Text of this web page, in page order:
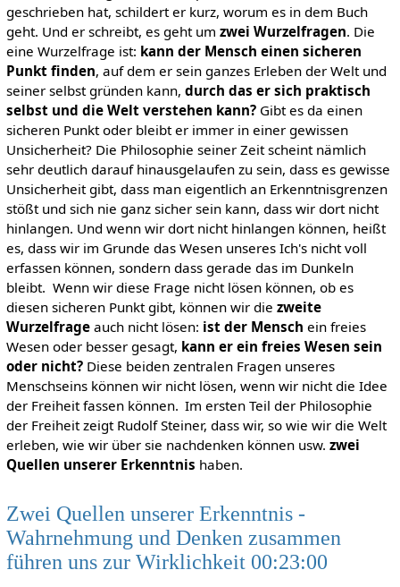
geschrieben hat, schildert er kurz, worum es in dem Buch
geht. Und er schreibt, es geht um zwei Wurzelfragen. Die
eine Wurzelfrage ist: kann der Mensch einen sicheren
Punkt finden, auf dem er sein ganzes Erleben der Welt und
seiner selbst gründen kann, durch das er sich praktisch
selbst und die Welt verstehen kann?Gibt es da einen
sicheren Punkt oder bleibt er immer in einer gewissen
Unsicherheit? Die Philosophie seiner Zeit scheint nämlich
sehr deutlich darauf hinausgelaufen zu sein, dass es gewisse
Unsicherheit gibt, dass man eigentlich an Erkenntnisgrenzen
stößt und sich nie ganz sicher sein kann, dass wir dort nicht
hinlangen. Und wenn wir dort nicht hinlangen können, heißt
es, dass wir im Grunde das Wesen unseres Ich's nicht voll
erfassen können, sondern dass gerade das im Dunkeln
bleibt. Wenn wir diese Frage nicht lösen können, ob es
diesen sicheren Punkt gibt, können wir die zweite
Wurzelfrageauch nicht lösen: ist der Mensch ein freies
Wesen oder besser gesagt, kann er ein freies Wesen sein
oder nicht?Diese beiden zentralen Fragen unseres
Menschseins können wir nicht lösen, wenn wir nicht die Idee
der Freiheit fassen können. Im ersten Teil der Philosophie
der Freiheit zeigt Rudolf Steiner, dass wir, so wie wir die Welt
erleben, wie wir über sie nachdenken können usw. zwei
Quellen unserer Erkenntnis haben.
Zwei Quellen unserer Erkenntnis -
Wahrnehmung und Denken zusammen
führen uns zur Wirklichkeit 00:23:00